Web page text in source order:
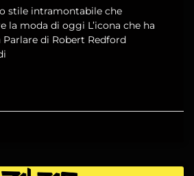
stile intramontabile che
la moda di oggi L’icona che ha
Parlare di Robert Redford